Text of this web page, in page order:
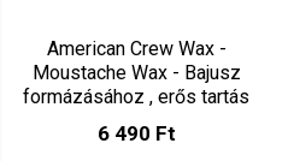
American Crew Wax -
Moustache Wax - Bajusz
formázásához , erős tartás
15g
6 490 Ft